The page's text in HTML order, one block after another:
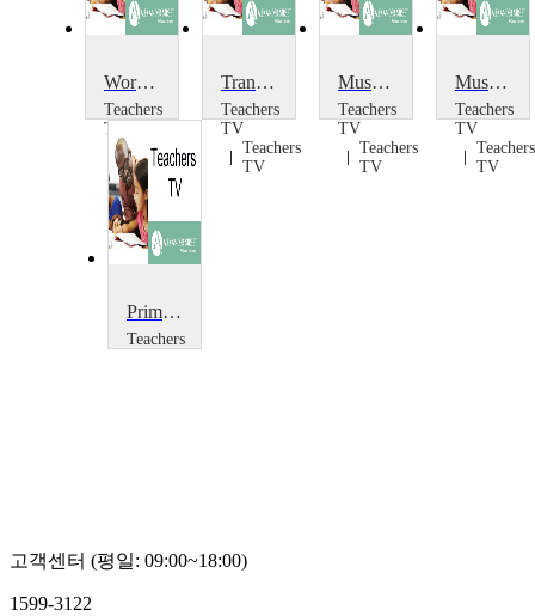
World Music from The Brit School
Teachers
TV
Teachers
TV
Transforming the Music Room
Teachers
TV
Teachers
TV
Musicâ€™s Energy Footprint: Energy Footprint of T-shirts
Teachers
TV
Teachers
TV
Music's Energy Footprint
Teachers
TV
Teachers
TV
Primary Music: Three Notes
Teachers
고객센터 (평일: 09:00~18:00)
1599-3122